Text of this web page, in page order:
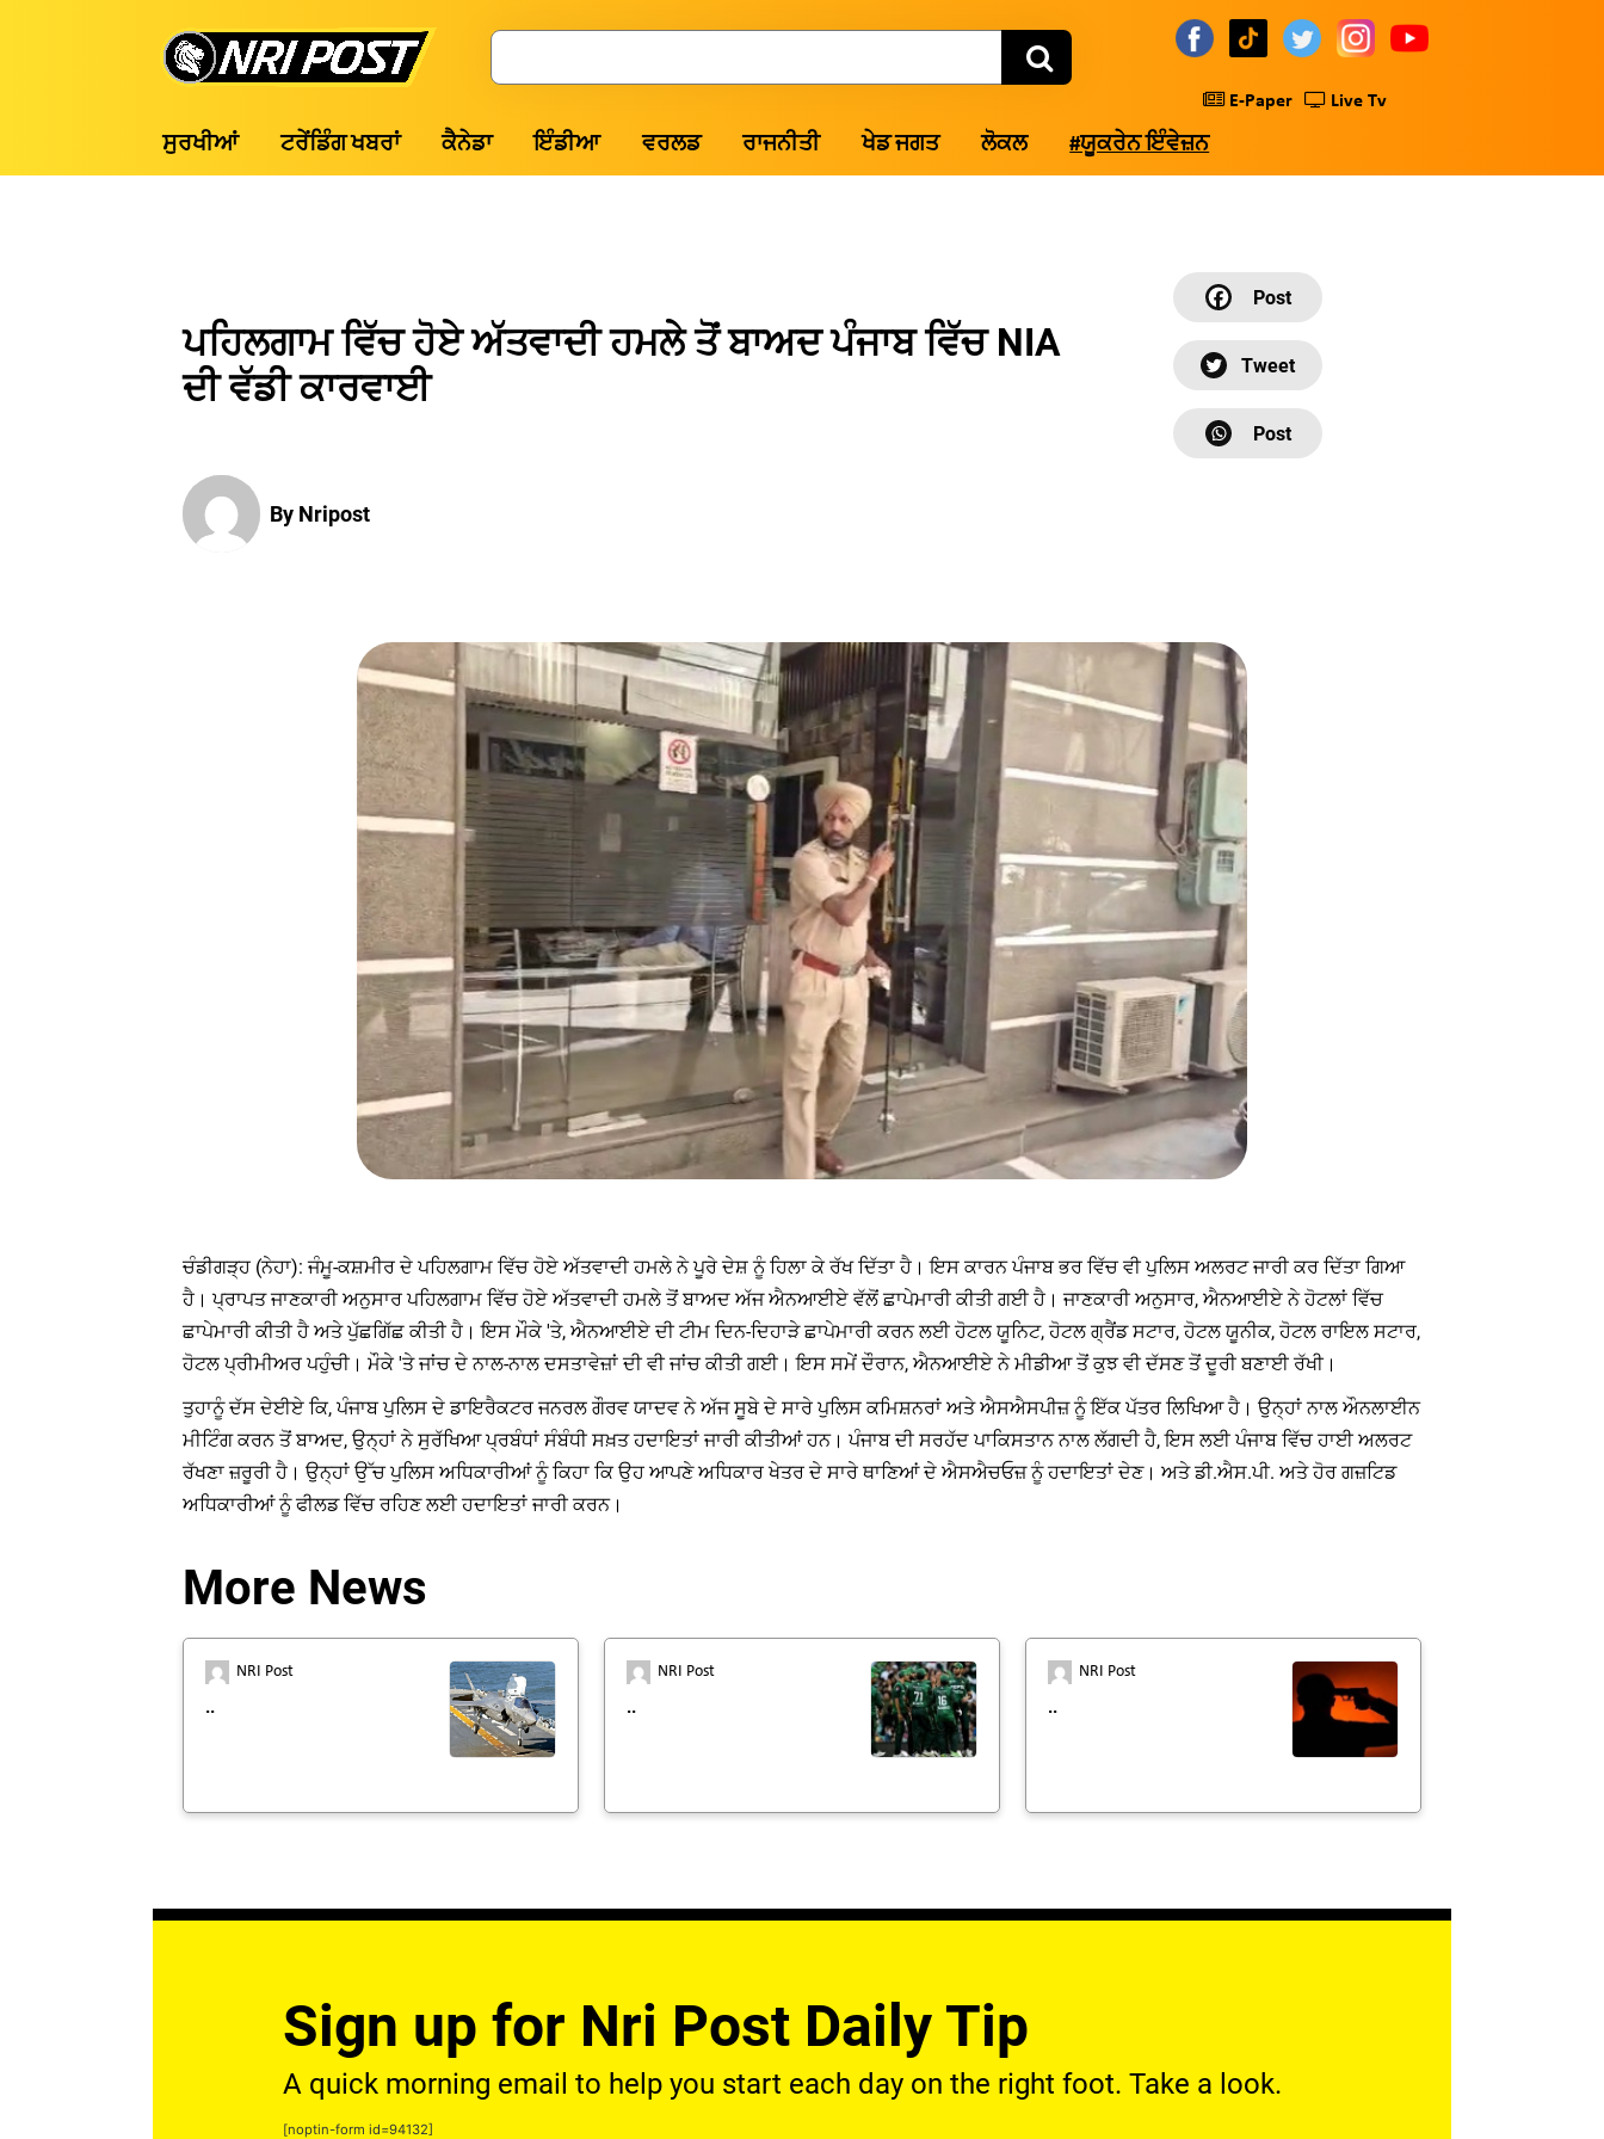
Post
Search
E-Paper Live Tv
ਸੁਰਖੀਆਂ ਟਰੇਂਡਿੰਗ ਖਬਰਾਂ ਕੈਨੇਡਾ ਇੰਡੀਆ ਵਰਲਡ ਰਾਜਨੀਤੀ ਖੇਡ ਜਗਤ ਲੋਕਲ #ਯੂਕਰੇਨ ਇੰਵੇਜ਼ਨ
ਪਹਿਲਗਾਮ ਵਿੱਚ ਹੋਏ ਅੱਤਵਾਦੀ ਹਮਲੇ ਤੋਂ ਬਾਅਦ ਪੰਜਾਬ ਵਿੱਚ NIA
ਦੀ ਵੱਡੀ ਕਾਰਵਾਈ
By Nripost
ਚੰਡੀਗੜ੍ਹ (ਨੇਹਾ): ਜੰਮੂ-ਕਸ਼ਮੀਰ ਦੇ ਪਹਿਲਗਾਮ ਵਿੱਚ ਹੋਏ ਅੱਤਵਾਦੀ ਹਮਲੇ ਨੇ ਪੂਰੇ ਦੇਸ਼ ਨੂੰ ਹਿਲਾ ਕੇ ਰੱਖ ਦਿੱਤਾ ਹੈ। ਇਸ ਕਾਰਨ ਪੰਜਾਬ ਭਰ ਵਿੱਚ ਵੀ ਪੁਲਿਸ ਅਲਰਟ ਜਾਰੀ ਕਰ ਦਿੱਤਾ ਗਿਆ
ਹੈ। ਪ੍ਰਾਪਤ ਜਾਣਕਾਰੀ ਅਨੁਸਾਰ ਪਹਿਲਗਾਮ ਵਿੱਚ ਹੋਏ ਅੱਤਵਾਦੀ ਹਮਲੇ ਤੋਂ ਬਾਅਦ ਅੱਜ ਐਨਆਈਏ ਵੱਲੋਂ ਛਾਪੇਮਾਰੀ ਕੀਤੀ ਗਈ ਹੈ। ਜਾਣਕਾਰੀ ਅਨੁਸਾਰ, ਐਨਆਈਏ ਨੇ ਹੋਟਲਾਂ ਵਿੱਚ
ਛਾਪੇਮਾਰੀ ਕੀਤੀ ਹੈ ਅਤੇ ਪੁੱਛਗਿੱਛ ਕੀਤੀ ਹੈ। ਇਸ ਮੌਕੇ 'ਤੇ, ਐਨਆਈਏ ਦੀ ਟੀਮ ਦਿਨ-ਦਿਹਾੜੇ ਛਾਪੇਮਾਰੀ ਕਰਨ ਲਈ ਹੋਟਲ ਯੂਨਿਟ, ਹੋਟਲ ਗ੍ਰੈਂਡ ਸਟਾਰ, ਹੋਟਲ ਯੂਨੀਕ, ਹੋਟਲ ਰਾਇਲ ਸਟਾਰ,
ਹੋਟਲ ਪ੍ਰੀਮੀਅਰ ਪਹੁੰਚੀ। ਮੌਕੇ 'ਤੇ ਜਾਂਚ ਦੇ ਨਾਲ-ਨਾਲ ਦਸਤਾਵੇਜ਼ਾਂ ਦੀ ਵੀ ਜਾਂਚ ਕੀਤੀ ਗਈ। ਇਸ ਸਮੇਂ ਦੌਰਾਨ, ਐਨਆਈਏ ਨੇ ਮੀਡੀਆ ਤੋਂ ਕੁਝ ਵੀ ਦੱਸਣ ਤੋਂ ਦੂਰੀ ਬਣਾਈ ਰੱਖੀ।
ਤੁਹਾਨੂੰ ਦੱਸ ਦੇਈਏ ਕਿ, ਪੰਜਾਬ ਪੁਲਿਸ ਦੇ ਡਾਇਰੈਕਟਰ ਜਨਰਲ ਗੌਰਵ ਯਾਦਵ ਨੇ ਅੱਜ ਸੂਬੇ ਦੇ ਸਾਰੇ ਪੁਲਿਸ ਕਮਿਸ਼ਨਰਾਂ ਅਤੇ ਐਸਐਸਪੀਜ਼ ਨੂੰ ਇੱਕ ਪੱਤਰ ਲਿਖਿਆ ਹੈ। ਉਨ੍ਹਾਂ ਨਾਲ ਔਨਲਾਈਨ
ਮੀਟਿੰਗ ਕਰਨ ਤੋਂ ਬਾਅਦ, ਉਨ੍ਹਾਂ ਨੇ ਸੁਰੱਖਿਆ ਪ੍ਰਬੰਧਾਂ ਸੰਬੰਧੀ ਸਖ਼ਤ ਹਦਾਇਤਾਂ ਜਾਰੀ ਕੀਤੀਆਂ ਹਨ। ਪੰਜਾਬ ਦੀ ਸਰਹੱਦ ਪਾਕਿਸਤਾਨ ਨਾਲ ਲੱਗਦੀ ਹੈ, ਇਸ ਲਈ ਪੰਜਾਬ ਵਿੱਚ ਹਾਈ ਅਲਰਟ
ਰੱਖਣਾ ਜ਼ਰੂਰੀ ਹੈ। ਉਨ੍ਹਾਂ ਉੱਚ ਪੁਲਿਸ ਅਧਿਕਾਰੀਆਂ ਨੂੰ ਕਿਹਾ ਕਿ ਉਹ ਆਪਣੇ ਅਧਿਕਾਰ ਖੇਤਰ ਦੇ ਸਾਰੇ ਥਾਣਿਆਂ ਦੇ ਐਸਐਚਓਜ਼ ਨੂੰ ਹਦਾਇਤਾਂ ਦੇਣ। ਅਤੇ ਡੀ.ਐਸ.ਪੀ. ਅਤੇ ਹੋਰ ਗਜ਼ਟਿਡ
ਅਧਿਕਾਰੀਆਂ ਨੂੰ ਫੀਲਡ ਵਿੱਚ ਰਹਿਣ ਲਈ ਹਦਾਇਤਾਂ ਜਾਰੀ ਕਰਨ।
More News
NRI Post
..
NRI Post
..
NRI Post
..
Sign up for Nri Post Daily Tip
A quick morning email to help you start each day on the right foot. Take a look.
[noptin-form id=94132]